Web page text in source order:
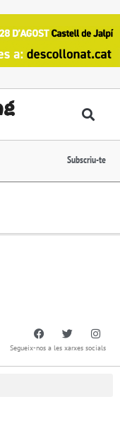
Subscriu-te
Segueix-nos a les xarxes socials